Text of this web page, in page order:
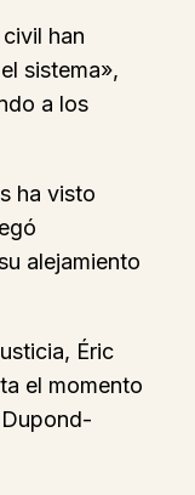
han
sistema»,
a los
ha visto
alejamiento
Éric
el momento